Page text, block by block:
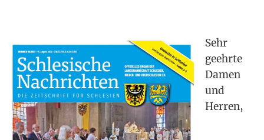
Sehr
geehr­te
Damen
und
Her­ren,